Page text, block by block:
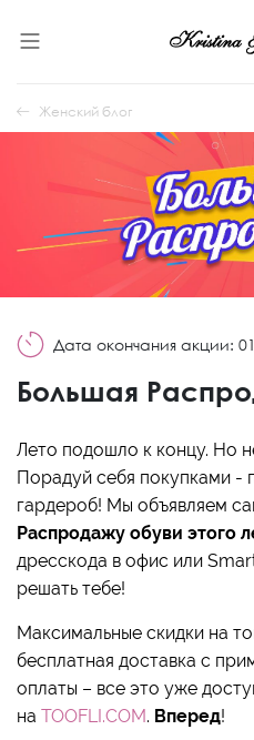
Женский блог
Дата окончания акции:
Большая
Лето подошло к концу. Но
Порадуй себя покупками -
гардероб! Мы объявляем
Распродажу обуви этого
дресскода в офис или
решать тебе!
Максимальные скидки на
бесплатная доставка с
оплаты – все это уже
на TOOFLI.COM. Вперед!